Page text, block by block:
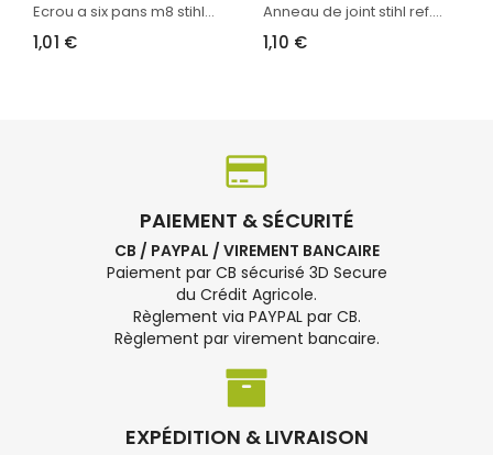
Ecrou a six pans m8 stihl...
1,01 €
Anneau de joint stihl ref....
1,10 €
PAIEMENT & SÉCURITÉ
CB / PAYPAL / VIREMENT BANCAIRE
Paiement par CB sécurisé 3D Secure
du Crédit Agricole.
Règlement via PAYPAL par CB.
Règlement par virement bancaire.
EXPÉDITION & LIVRAISON